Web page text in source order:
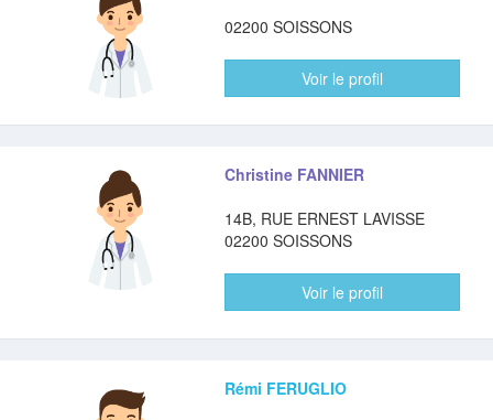
02200 SOISSONS
Voir le profil
Christine FANNIER
14B, RUE ERNEST LAVISSE
02200 SOISSONS
Voir le profil
Rémi FERUGLIO